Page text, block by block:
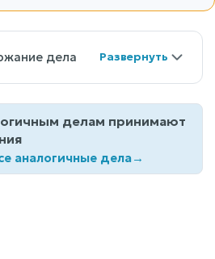
дела
делам принимают
аналогичные дела→